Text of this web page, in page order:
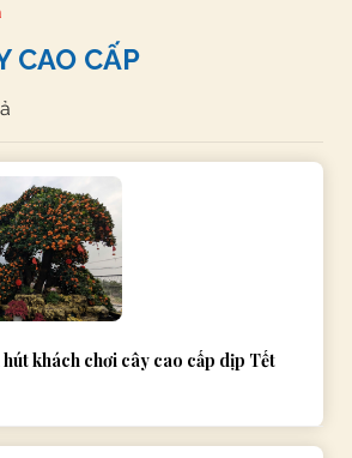
CAO CẤP
khách chơi cây cao cấp dịp Tết